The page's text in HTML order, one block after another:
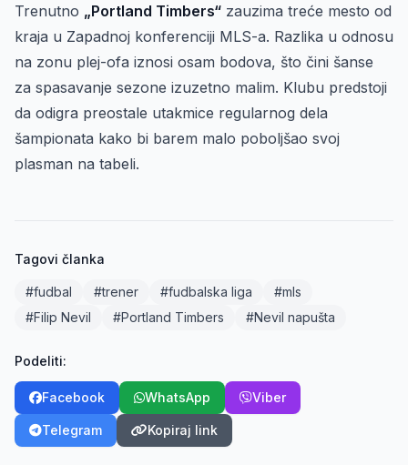
Trenutno „Portland Timbers“ zauzima treće mesto od
kraja u Zapadnoj konferenciji MLS-a. Razlika u odnosu
na zonu plej-ofa iznosi osam bodova, što čini šanse
za spasavanje sezone izuzetno malim. Klubu predstoji
da odigra preostale utakmice regularnog dela
šampionata kako bi barem malo poboljšao svoj
plasman na tabeli.
Tagovi članka
#fudbal #trener #fudbalska liga
#mls
#Filip Nevil
#Portland Timbers #Nevil napušta
Podeliti:
Facebook WhatsApp Viber
Telegram Kopiraj link